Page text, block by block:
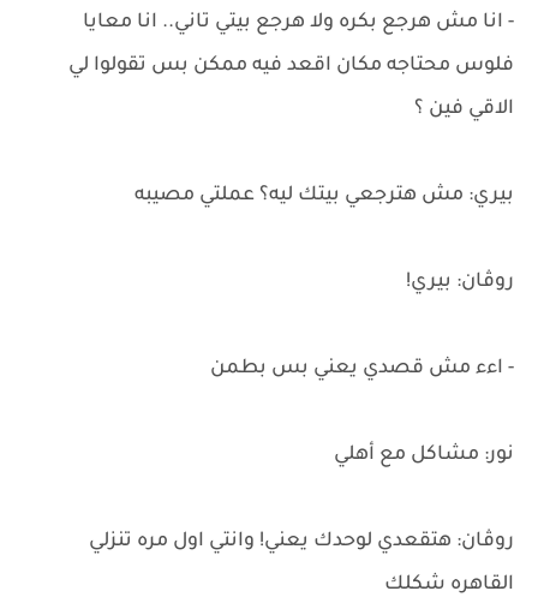
- انا مش هرجع بكره ولا هرجع بيتي تاني.. انا معايا
فلوس محتاجه مكان اقعد فيه ممكن بس تقولوا لي
الاقي فين ؟
بيري: مش هترجعي بيتك ليه؟ عملتي مصيبه
روڤان: بيري!
- اءء مش قصدي يعني بس بطمن
نور: مشاكل مع أهلي
روڤان: هتقعدي لوحدك يعني! وانتي اول مره تنزلي
القاهره شكلك